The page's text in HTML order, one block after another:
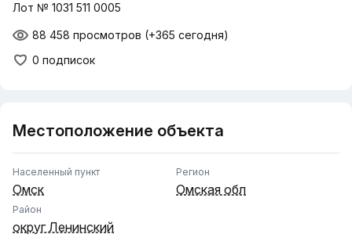
Лот № 1031 511 0005
88 458 просмотров (+365 сегодня)
0 подписок
Местоположение объекта
Населенный пункт
Омск
Регион
Омская обл
Район
округ Ленинский